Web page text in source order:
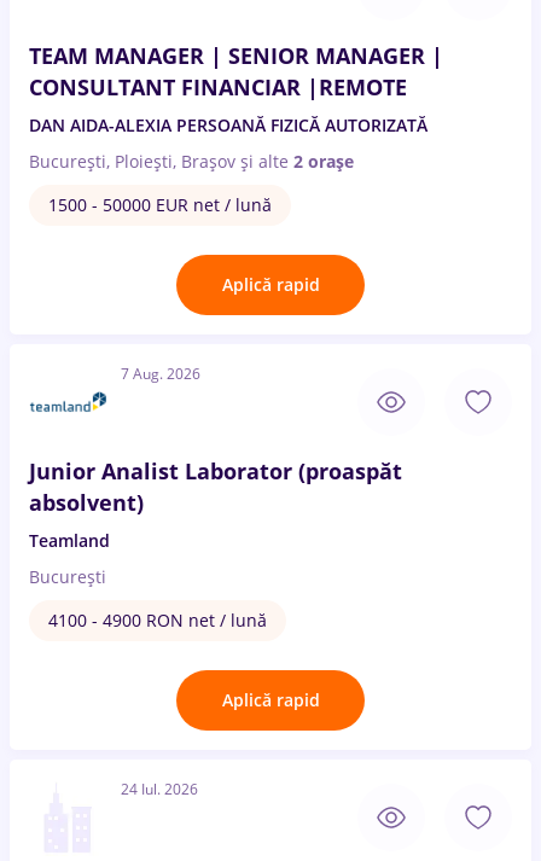
TEAM MANAGER | SENIOR MANAGER |
CONSULTANT FINANCIAR |REMOTE
DAN AIDA-ALEXIA PERSOANĂ FIZICĂ AUTORIZATĂ
București, Ploiești, Brașov și alte 2 orașe
1500 - 50000 EUR net / lună
Aplică rapid
7 Aug. 2026
Junior Analist Laborator (proaspăt
absolvent)
Teamland
București
4100 - 4900 RON net / lună
Aplică rapid
24 Iul. 2026